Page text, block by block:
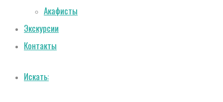
Акафисты
Экскурсии
Контакты
Искать: